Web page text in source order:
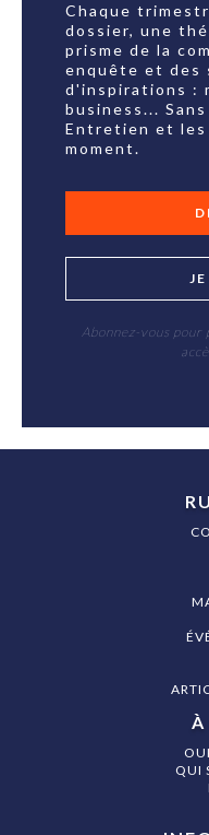
Chaque
dossier, une
prisme de la
enquête et des
d'inspirations :
business...
Entretien et les
moment.
Abonnez-vous
À
QUI